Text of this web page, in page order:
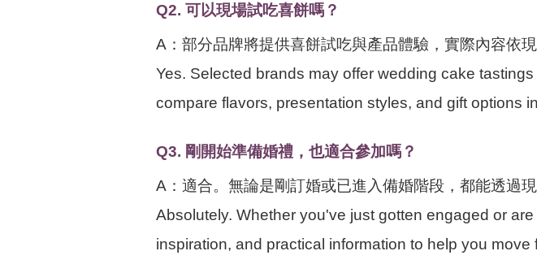
Q2. 可以現場試吃喜餅嗎？
A：部分品牌將提供喜餅試吃與產品體驗，實際內容依現
Yes. Selected brands may offer wedding cake
compare flavors, presentation styles, and gift options
Q3. 剛開始準備婚禮，也適合參加嗎？
A：適合。無論是剛訂婚或已進入備婚階段，都能透過
Absolutely. Whether you've just gotten engaged or
inspiration, and practical information to help you